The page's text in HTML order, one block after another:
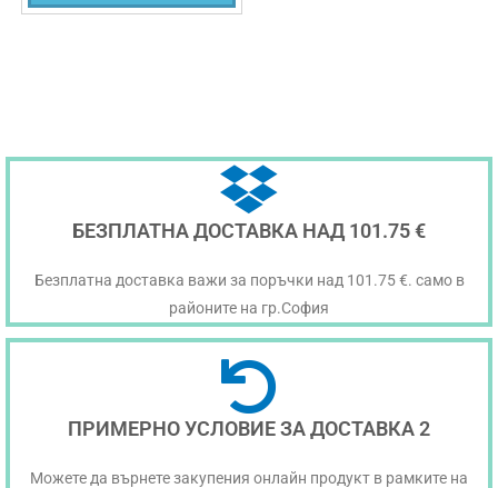
БЕЗПЛАТНА ДОСТАВКА НАД 101.75 €
Безплатна доставка важи за поръчки над 101.75 €. само в
районите на гр.София
ПРИМЕРНО УСЛОВИЕ ЗА ДОСТАВКА 2
Можете да върнете закупения онлайн продукт в рамките на